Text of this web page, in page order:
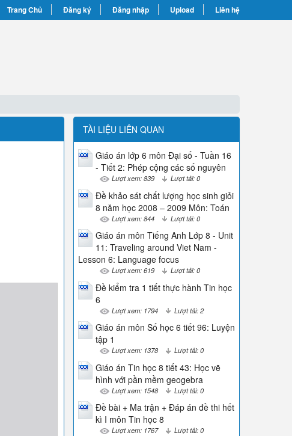
Trang Chủ Đăng ký Đăng nhập Upload Liên hệ
TÀI LIỆU LIÊN QUAN
Giáo án lớp 6 môn Đại số - Tuần 16
- Tiết 2: Phép cộng các số nguyên
Lượt xem: 839 Lượt tải: 0
Đề khảo sát chất lượng học sinh giỏi
8 năm học 2008 – 2009 Môn: Toán
Lượt xem: 844 Lượt tải: 0
Giáo án môn Tiếng Anh Lớp 8 - Unit
11: Traveling around Viet Nam -
Lesson 6: Language focus
Lượt xem: 619 Lượt tải: 0
Đề kiểm tra 1 tiết thực hành Tin học
6
Lượt xem: 1794 Lượt tải: 2
Giáo án môn Số học 6 tiết 96: Luyện
tập 1
Lượt xem: 1378 Lượt tải: 0
Giáo án Tin học 8 tiết 43: Học vẽ
hình với pần mềm geogebra
Lượt xem: 1548 Lượt tải: 0
Đề bài + Ma trận + Đáp án đề thi hết
kì I môn Tin học 8
Lượt xem: 1767 Lượt tải: 0